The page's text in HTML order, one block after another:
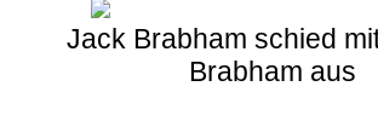
Jack Brabham schied
Brabham aus